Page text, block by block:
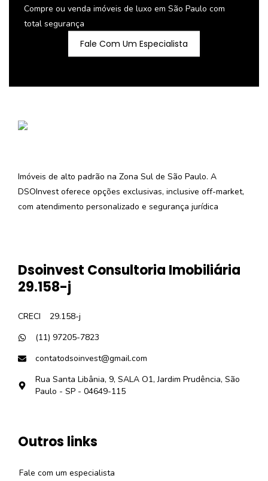
Compre ou venda imóveis de luxo em São Paulo com
total segurança
Fale Com Um Especialista
Imóveis de alto padrão na Zona Sul de São Paulo. A
DSOInvest oferece opções exclusivas, inclusive off-market,
com atendimento personalizado e segurança jurídica
Dsoinvest Consultoria Imobiliária
29.158-j
CRECI
29.158-j
(11) 97205-7823
contatodsoinvest@gmail.com
Rua Santa Libânia, 9, SALA O1, Jardim Prudência, São
Paulo - SP - 04649-115
Outros links
Fale com um especialista